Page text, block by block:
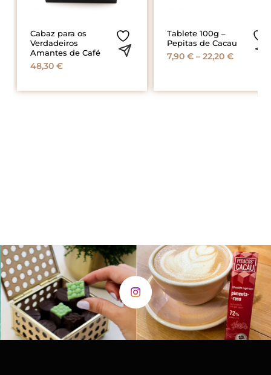
Cabaz para os
Verdadeiros
Amantes de Café
48,30€
Tablete 100g –
Pepitas de Cacau
7,90€ – 22,20€Price
through